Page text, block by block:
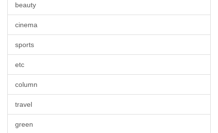
beauty
cinema
sports
etc
column
travel
green